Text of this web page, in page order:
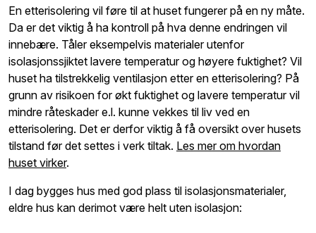
En etterisolering vil føre til at huset fungerer på en ny måte.
Da er det viktig å ha kontroll på hva denne endringen vil
innebære. Tåler eksempelvis materialer utenfor
isolasjonssjiktet lavere temperatur og høyere fuktighet? Vil
huset ha tilstrekkelig ventilasjon etter en etterisolering? På
grunn av risikoen for økt fuktighet og lavere temperatur vil
mindre råteskader e.l. kunne vekkes til liv ved en
etterisolering. Det er derfor viktig å få oversikt over husets
tilstand før det settes i verk tiltak. Les mer om hvordan
huset virker.
I dag bygges hus med god plass til isolasjonsmaterialer,
eldre hus kan derimot være helt uten isolasjon: